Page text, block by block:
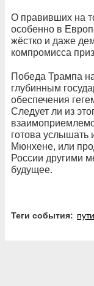
О правивших на
особенно в
жёстко и даже
компромисса
Победа Трампа
глубинным
обеспечения
Следует ли из
готова услышать
Мюнхене, или
России другими
будущее.
Теги события: